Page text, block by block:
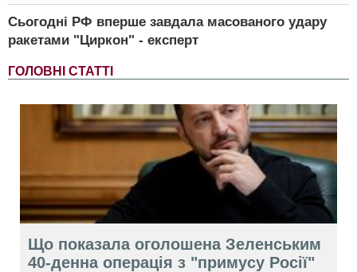
Сьогодні РФ вперше завдала масованого удару
ракетами "Циркон" - експерт
ГОЛОВНІ СТАТТІ
Що показала оголошена Зеленським
40-денна операція з "примусу Росії"